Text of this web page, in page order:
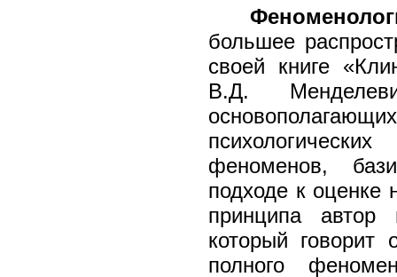
большее
своей книге
В.Д.
феноменов,
подходе к оценке
принципа автор
который
полного